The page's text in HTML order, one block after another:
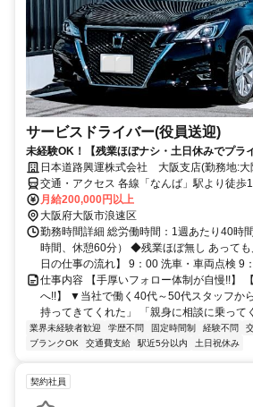
サービスドライバー(役員送迎)
未経験OK！【残業ほぼナシ・土日休みでプラ
日本道路興運株式会社 大阪支店(勤務地:大
企業)
交通・アクセス 各線「なんば」駅より徒歩
月給200,000円以上
大阪府大阪市浪速区
勤務時間詳細 総労働時間：1週あたり40時
時間、休憩60分） ◆残業ほぼ無し あって
日の仕事の流れ】 9：00 洗車・車両点検 9
仕事内容 【手厚いフォロー体制が自慢!!】
へ!!】 ▼当社で働く40代～50代スタッフか
持ってきてくれた」 「親身に相談に乗っ
業界未経験者歓迎 学歴不問 固定時間制 経験不問
ブランクOK
交通費支給 駅近5分以内 土日祝休み
契約社員